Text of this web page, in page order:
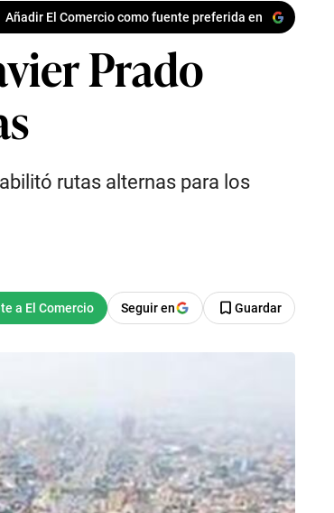
Añadir El Comercio como fuente preferida en
Prado
rutas alternas para los
Seguir en Guardar